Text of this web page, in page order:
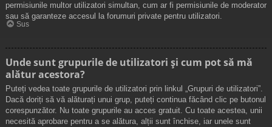
permisiunile multor utilizatori simultan, cum ar fi permisiunile de moderator
sau să garanteze accesul la forumuri private pentru utilizatori.
Sus
Unde sunt grupurile de utilizatori și cum pot să mă
alătur acestora?
Puteți vedea toate grupurile de utilizatori prin linkul „Grupuri de utilizatori”.
Dacă doriți să vă alăturați unui grup, puteți continua făcând clic pe butonul
corespunzător. Nu toate grupurile au acces gratuit. Cu toate acestea, unii
necesită aprobare pentru a se alătura, alții sunt închise, iar unele sunt